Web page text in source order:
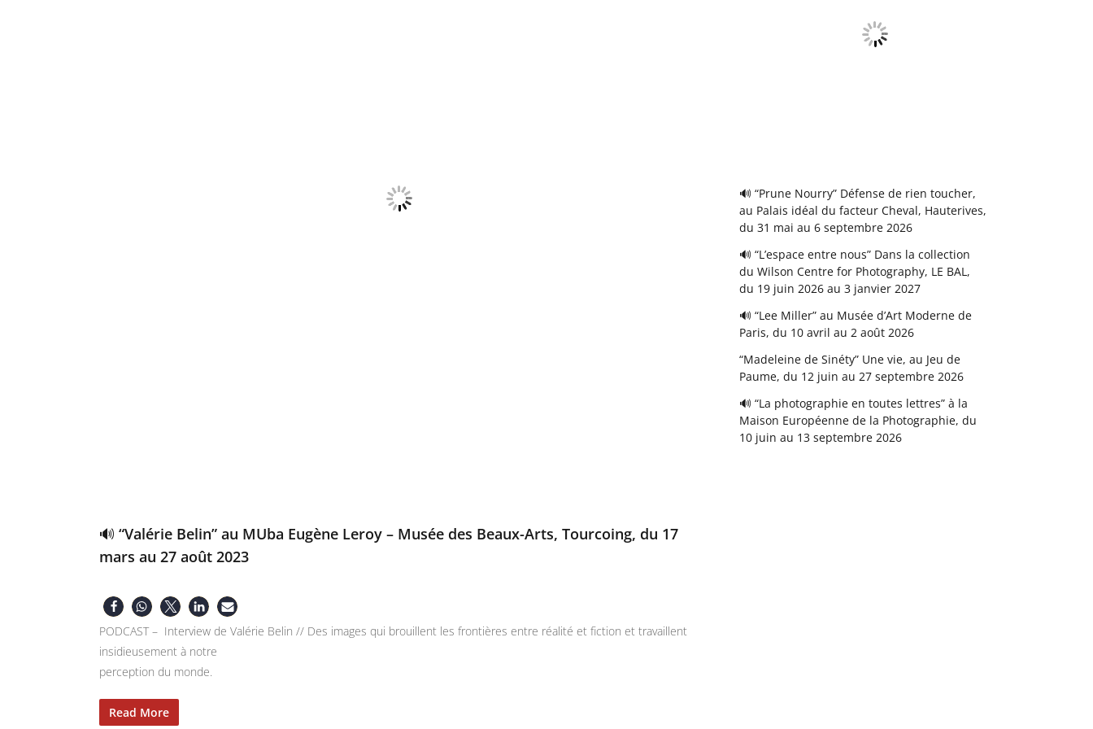
🔊 “Valérie Belin” au MUba Eugène Leroy – Musée des Beaux-Arts, Tourcoing, du 17
mars au 27 août 2023
PODCAST – Interview de Valérie Belin // Des images qui brouillent les frontières entre réalité et fiction et travaillent
insidieusement à notre
perception du monde.
Read More
🔊 “Prune Nourry” Défense de rien toucher,
au Palais idéal du facteur Cheval, Hauterives,
du 31 mai au 6 septembre 2026
🔊 “L’espace entre nous” Dans la collection
du Wilson Centre for Photography, LE BAL,
du 19 juin 2026 au 3 janvier 2027
🔊 “Lee Miller” au Musée d’Art Moderne de
Paris, du 10 avril au 2 août 2026
“Madeleine de Sinéty” Une vie, au Jeu de
Paume, du 12 juin au 27 septembre 2026
🔊 “La photographie en toutes lettres” à la
Maison Européenne de la Photographie, du
10 juin au 13 septembre 2026